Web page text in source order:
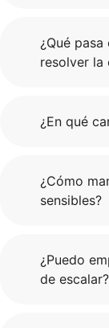
¿Qué
resolver la
¿En qué
¿Cómo
sensibles?
¿Puedo
de escalar?